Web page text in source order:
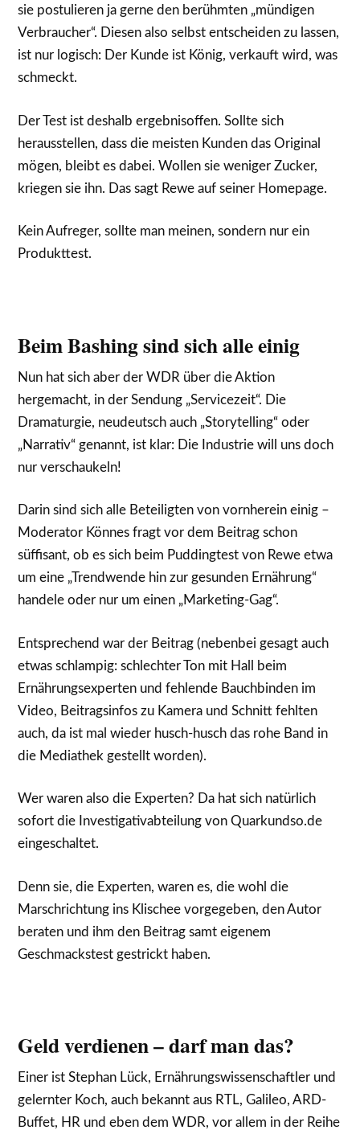
sie postulieren ja gerne den berühmten „mündigen
Verbraucher“. Diesen also selbst entscheiden zu lassen,
ist nur logisch: Der Kunde ist König, verkauft wird, was
schmeckt.
Der Test ist deshalb ergebnisoffen. Sollte sich
herausstellen, dass die meisten Kunden das Original
mögen, bleibt es dabei. Wollen sie weniger Zucker,
kriegen sie ihn. Das sagt Rewe auf seiner Homepage.
Kein Aufreger, sollte man meinen, sondern nur ein
Produkttest.
Beim Bashing sind sich alle einig
Nun hat sich aber der WDR über die Aktion
hergemacht, in der Sendung „Servicezeit“. Die
Dramaturgie, neudeutsch auch „Storytelling“ oder
„Narrativ“ genannt, ist klar: Die Industrie will uns doch
nur verschaukeln!
Darin sind sich alle Beteiligten von vornherein einig –
Moderator Könnes fragt vor dem Beitrag schon
süffisant, ob es sich beim Puddingtest von Rewe etwa
um eine „Trendwende hin zur gesunden Ernährung“
handele oder nur um einen „Marketing-Gag“.
Entsprechend war der Beitrag (nebenbei gesagt auch
etwas schlampig: schlechter Ton mit Hall beim
Ernährungsexperten und fehlende Bauchbinden im
Video, Beitragsinfos zu Kamera und Schnitt fehlten
auch, da ist mal wieder husch-husch das rohe Band in
die Mediathek gestellt worden).
Wer waren also die Experten? Da hat sich natürlich
sofort die Investigativabteilung von Quarkundso.de
eingeschaltet.
Denn sie, die Experten, waren es, die wohl die
Marschrichtung ins Klischee vorgegeben, den Autor
beraten und ihm den Beitrag samt eigenem
Geschmackstest gestrickt haben.
Geld verdienen – darf man das?
Einer ist Stephan Lück, Ernährungswissenschaftler und
gelernter Koch, auch bekannt aus RTL, Galileo, ARD-
Buffet, HR und eben dem WDR, vor allem in der Reihe